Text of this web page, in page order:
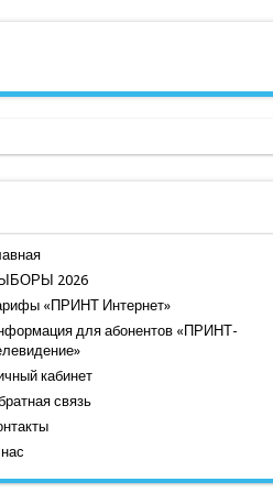
2026
«ПРИНТ Интернет»
для абонентов «ПРИНТ-
кабинет
связь